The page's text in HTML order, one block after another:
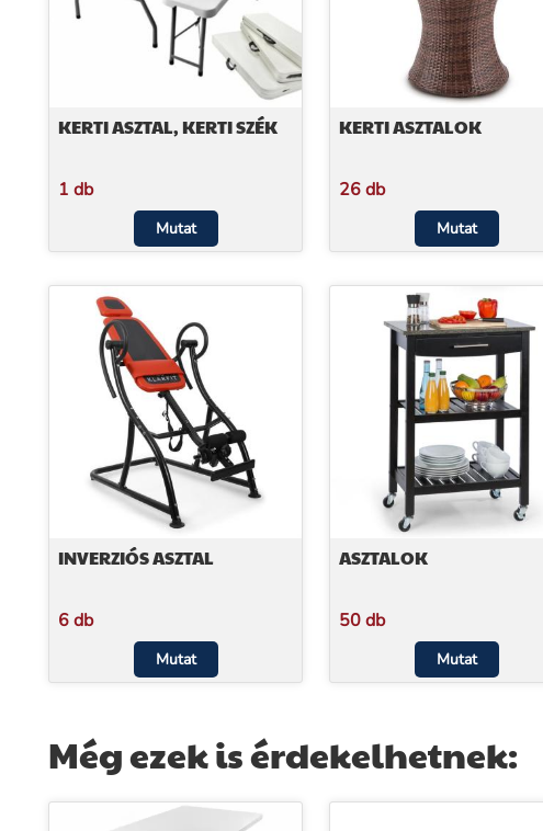
KERTI ASZTAL, KERTI SZÉK
1 db
Mutat
KERTI ASZTALOK
26 db
Mutat
INVERZIÓS ASZTAL
6 db
Mutat
ASZTALOK
50 db
Mutat
Még ezek is érdekelhetnek: